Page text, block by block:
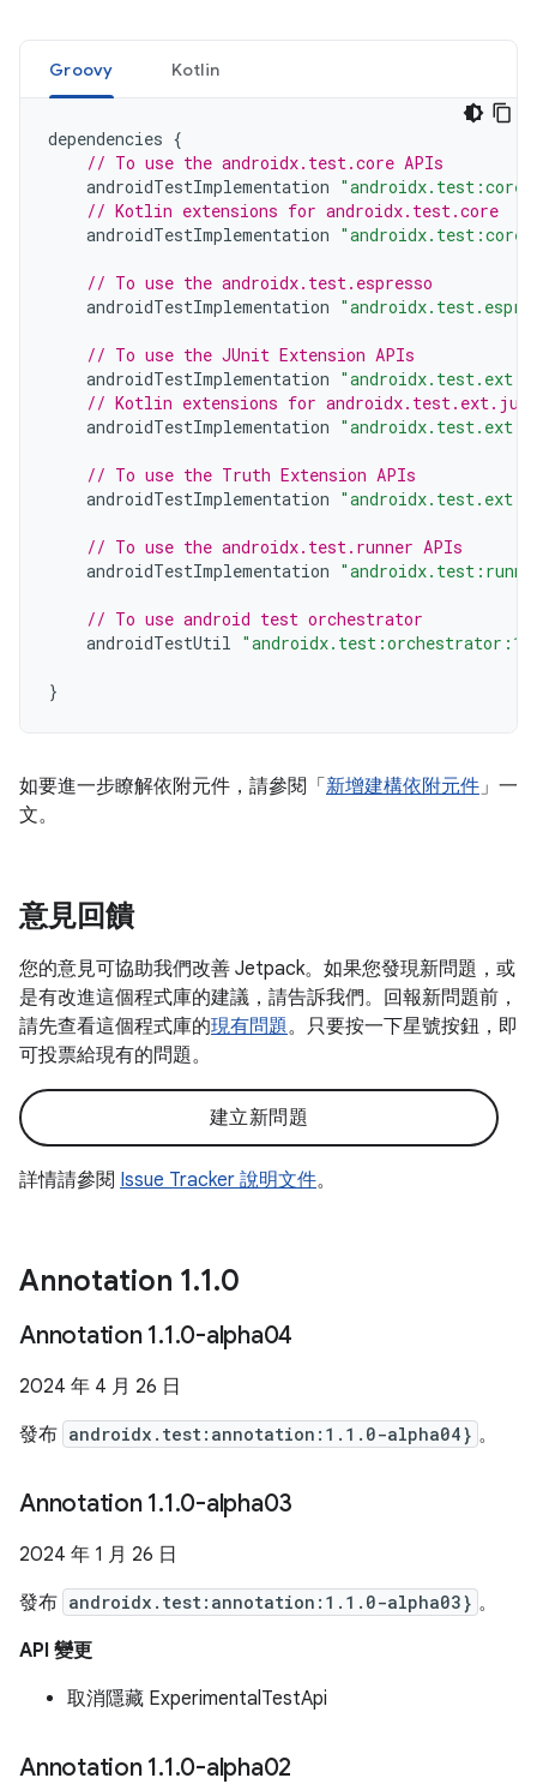
Groovy Kotlin
dependencies {
// To use the androidx.test.core APIs
androidTestImplementation
// Kotlin extensions for androidx.test.core
androidTestImplementation
// To use the androidx.test.espresso
androidTestImplementation
// To use the JUnit Extension APIs
androidTestImplementation
// Kotlin extensions for
androidTestImplementation
// To use the Truth Extension APIs
androidTestImplementation
// To use the androidx.test.runner APIs
androidTestImplementation
// To use android test orchestrator
androidTestUtil
}
如要進一步瞭解依附元件，請參閱「 新增建構依附元件」一
文。
意見回饋
您的意見可協助我們改善 Jetpack。如果您發現新問題，或
是有改進這個程式庫的建議，請告訴我們。回報新問題前，
請先查看這個程式庫的現有問題。只要按一下星號按鈕，即
可投票給現有的問題。
建立新問題
詳情請參閱 Issue Tracker 說明文件。
Annotation 1.1.0
Annotation 1.1.0-alpha04
2024 年 4 月 26 日
發布 androidx.test:annotation:1.1.0-alpha04} 。
Annotation 1.1.0-alpha03
2024 年 1 月 26 日
發布 androidx.test:annotation:1.1.0-alpha03} 。
API 變更
取消隱藏 ExperimentalTestApi
Annotation 1.1.0-alpha02